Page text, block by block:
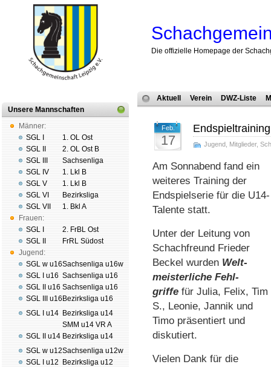
Die offizielle Homepage der
Unsere Mannschaften
Männer:
SGL I
SGL II
SGL III
SGL IV
SGL V
SGL VI
SGL VII
Frauen:
SGL I
SGL II
Jugend:
SGL w u16
SGL I u16
SGL II u16
SGL III u16
SGL I u14
SGL II u14
SGL w u12
SGL I u12
1. OL Ost
2. OL Ost B
Sachsenliga
1. Lkl B
1. Lkl B
Bezirksliga
1. Bkl A
2. FrBL Ost
FrRL Südost
Sachsenliga u16w
Sachsenliga u16
Sachsenliga u16
Bezirksliga u16
Bezirksliga u14
SMM u14 VR A
Bezirksliga u14
Sachsenliga u12w
Bezirksliga u12
Aktuell Verein DWZ-Liste
Feb.
17 Jugend Mitglieder,
Am Sonnabend fand ein
weiteres Training der
Endspielserie für die U14-
Talente statt.
Unter der Leitung von
Schachfreund Frieder
Beckel wurden Welt­
meister­liche Fehl­
griffe für Julia, Felix, Tim
S., Leonie, Jannik und
Timo präsentiert und
diskutiert.
Vielen Dank für die